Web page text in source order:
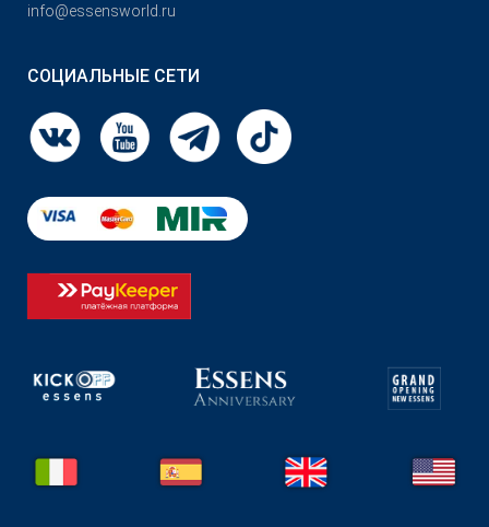
info@essensworld.ru
СОЦИАЛЬНЫЕ СЕТИ